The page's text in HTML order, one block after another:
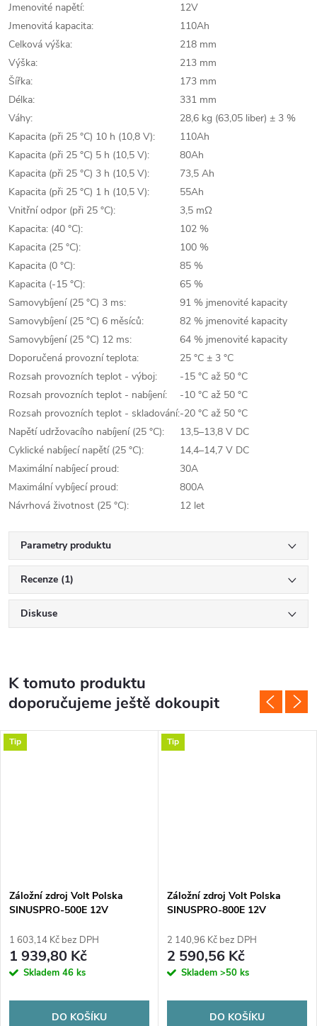
Jmenovité napětí:
12V
Jmenovitá kapacita:
110Ah
Celková výška:
218 mm
Výška:
213 mm
Šířka:
173 mm
Délka:
331 mm
Váhy:
28,6 kg (63,05 liber) ± 3 %
Kapacita (při 25 °C) 10 h (10,8 V):
110Ah
Kapacita (při 25 °C) 5 h (10,5 V):
80Ah
Kapacita (při 25 °C) 3 h (10,5 V):
73,5 Ah
Kapacita (při 25 °C) 1 h (10,5 V):
55Ah
Vnitřní odpor (při 25 °C):
3,5 mΩ
Kapacita: (40 °C):
102 %
Kapacita (25 °C):
100 %
Kapacita (0 °C):
85 %
Kapacita (-15 °C):
65 %
Samovybíjení (25 °C) 3 ms:
91 % jmenovité kapacity
Samovybíjení (25 °C) 6 měsíců:
82 % jmenovité kapacity
Samovybíjení (25 °C) 12 ms:
64 % jmenovité kapacity
Doporučená provozní teplota:
25 °C ± 3 °C
Rozsah provozních teplot - výboj:
-15 °C až 50 °C
Rozsah provozních teplot - nabíjení:
-10 °C až 50 °C
Rozsah provozních teplot - skladování:-20 °C až 50 °C
Napětí udržovacího nabíjení (25 °C):
13,5–13,8 V DC
Cyklické nabíjecí napětí (25 °C):
14,4–14,7 V DC
Maximální nabíjecí proud:
30A
Maximální vybíjecí proud:
800A
Návrhová životnost (25 °C):
12 let
Parametry produktu
Recenze (1)
Diskuse
K tomuto produktu
doporučujeme ještě dokoupit
Tip
Záložní zdroj Volt Polska
SINUSPRO-500E 12V
1 603,14 Kč bez DPH
1 939,80 Kč
Skladem 46 ks
DO KOŠÍKU
Tip
Záložní zdroj Volt Polska
SINUSPRO-800E 12V
2 140,96 Kč bez DPH
2 590,56 Kč
Skladem >50 ks
DO KOŠÍKU